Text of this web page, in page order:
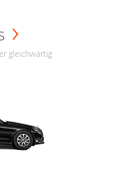
gleichwärtig